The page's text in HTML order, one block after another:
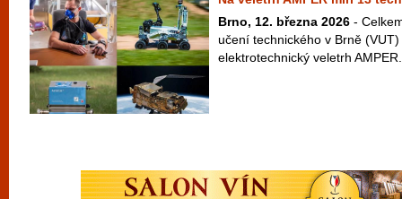
Brno, 12. března 2026 -
učení technického v Brně
elektrotechnický veletrh